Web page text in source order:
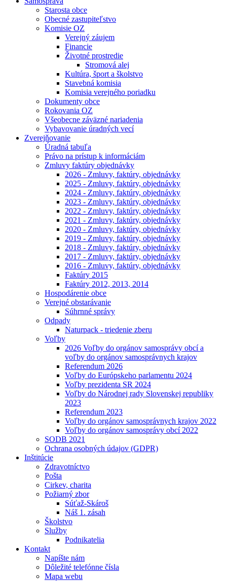
Starosta obce
Obecné zastupiteľstvo
Komisie OZ
Verejný záujem
Financie
Životné prostredie
Stromová alej
Kultúra, šport a školstvo
Stavebná komisia
Komisia verejného poriadku
Dokumenty obce
Rokovania OZ
Všeobecne záväzné nariadenia
Vybavovanie úradných vecí
Zverejňovanie
Úradná tabuľa
Právo na prístup k informáciám
Zmluvy faktúry objednávky
2026 - Zmluvy, faktúry, objednávky
2025 - Zmluvy, faktúry, objednávky
2024 - Zmluvy, faktúry, objednávky
2023 - Zmluvy, faktúry, objednávky
2022 - Zmluvy, faktúry, objednávky
2021 - Zmluvy, faktúry, objednávky
2020 - Zmluvy, faktúry, objednávky
2019 - Zmluvy, faktúry, objednávky
2018 - Zmluvy, faktúry, objednávky
2017 - Zmluvy, faktúry, objednávky
2016 - Zmluvy, faktúry, objednávky
Faktúry 2015
Faktúry 2012, 2013, 2014
Hospodárenie obce
Verejné obstarávanie
Súhrnné správy
Odpady
Naturpack - triedenie zberu
Voľby
2026 Voľby do orgánov samosprávy obcí a
voľby do orgánov samosprávnych krajov
Referendum 2026
Voľby do Európskeho parlamentu 2024
Voľby prezidenta SR 2024
Voľby do Národnej rady Slovenskej republiky
2023
Referendum 2023
Voľby do orgánov samosprávnych krajov 2022
Voľby do orgánov samosprávy obcí 2022
SODB 2021
Ochrana osobných údajov (GDPR)
Inštitúcie
Zdravotníctvo
Pošta
Cirkev, charita
Požiarný zbor
Súťaž-Skároš
Náš 1. zásah
Školstvo
Služby
Podnikatelia
Kontakt
Napíšte nám
Dôležité telefónne čísla
Mapa webu